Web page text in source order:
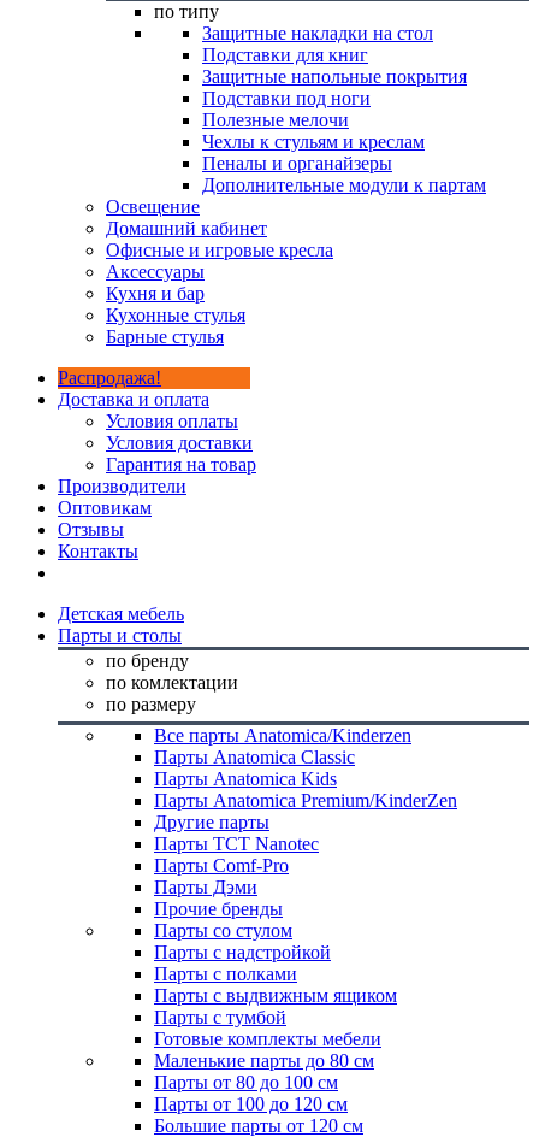
по типу
Защитные накладки на стол
Подставки для книг
Защитные напольные покрытия
Подставки под ноги
Полезные мелочи
Чехлы к стульям и креслам
Пеналы и органайзеры
Дополнительные модули к партам
Освещение
Домашний кабинет
Офисные и игровые кресла
Аксессуары
Кухня и бар
Кухонные стулья
Барные стулья
Распродажа!
Доставка и оплата
Условия оплаты
Условия доставки
Гарантия на товар
Производители
Оптовикам
Отзывы
Контакты
Детская мебель
Парты и столы
по бренду
по комлектации
по размеру
Все парты Anatomica/Kinderzen
Парты Anatomica Classic
Парты Anatomica Kids
Парты Anatomica Premium/KinderZen
Другие парты
Парты TCT Nanotec
Парты Comf-Pro
Парты Дэми
Прочие бренды
Парты со стулом
Парты с надстройкой
Парты с полками
Парты с выдвижным ящиком
Парты с тумбой
Готовые комплекты мебели
Маленькие парты до 80 см
Парты от 80 до 100 см
Парты от 100 до 120 см
Большие парты от 120 см